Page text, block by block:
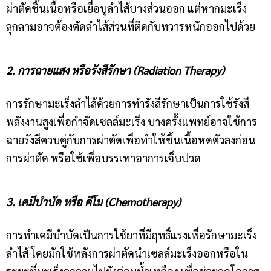
ผ่าตัดชิ้นเนื้อหรือเยื่อบุลำไส้บางส่วนออก แต่หากมะเร็ง
ลุกลามอาจต้องตัดลำไส้ส่วนที่ติดกับทวารหนักออกไปด้วย
2. การฉายแสง หรือรังสีรักษา (Radiation Therapy)
การรักษามะเร็งลำไส้ด้วยการทำรังสีรักษาเป็นการใช้รังสี
พลังงานสูงเพื่อกำจัดเซลล์มะเร็ง บางครั้งแพทย์อาจใช้การ
ฉายรังสีควบคู่กับการผ่าตัดเพื่อทำให้ชิ้นเนื้อหดตัวลงก่อน
การผ่าตัด หรือใช้เพื่อบรรเทาอาการเจ็บปวด
3. เคมีบำบัด หรือ คีโม (Chemotherapy)
การทำเคมีบำบัดเป็นการใช้ยาที่มีฤทธิ์แรงเพื่อรักษามะเร็ง
ลำไส้ โดยมักใช้หลังการผ่าตัดนำเซลล์มะเร็งออกหรือใน